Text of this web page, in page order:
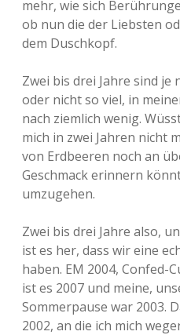
mehr, wie sich
ob nun die der Liebsten
dem Duschkopf.
Zwei bis drei Jahre sind je
oder nicht so viel, in
nach ziemlich wenig.
mich in zwei Jahren nicht
von Erdbeeren noch an
Geschmack erinnern
umzugehen.
Zwei bis drei Jahre also,
ist es her, dass wir eine
haben. EM 2004, Confed-
ist es 2007 und meine,
Sommerpause war 2003.
2002, an die ich mich